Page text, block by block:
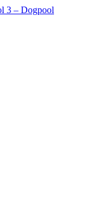
3 – Dogpool